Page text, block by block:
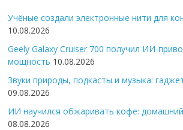
Учёные создали электронные нити для
10.08.2026
Geely Galaxy Cruiser 700 получил ИИ-
мощность 10.08.2026
Звуки природы, подкасты и музыка:
09.08.2026
ИИ научился обжаривать кофе:
08.08.2026